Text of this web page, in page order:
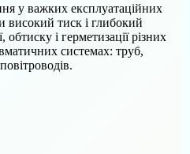
у важких експлуатаційних
високий тиск і глибокий
і герметизації різних
системах: труб,